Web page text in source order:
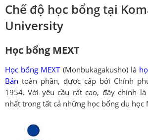
Chế độ học bổng tại
University
Học bổng MEXT
Học bổng MEXT(Monbukagakusho) là
Bản toàn phần, được cấp bởi Chính
1954. Với yêu cầu rất cao, đây chính
nhất trong tất cả những học bổng du học